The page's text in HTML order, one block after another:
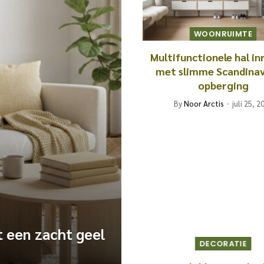
een zacht geel
WOONRUIMTE
Multifunctionele hal
met slimme
opberging
By Noor Arctis juli 25,
DECORATIE